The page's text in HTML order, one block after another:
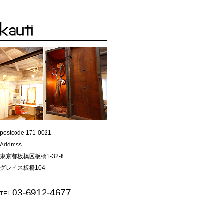
postcode 171-0021
Address
東京都板橋区板橋1-32-8
グレイス板橋104
TEL 03-6912-4677